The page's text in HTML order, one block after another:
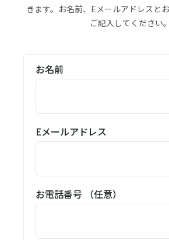
お名前
Eメールアドレス
お電話番号 （任意）
きます。お名前、Eメールアドレスと
ご記入してください。